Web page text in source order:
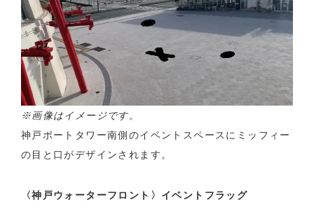
※画像はイメージです。
神戸ポートタワー南側のイベントスペースにミッフィー
の目と口がデザインされます。
〈神戸ウォーターフロント〉イベントフラッグ